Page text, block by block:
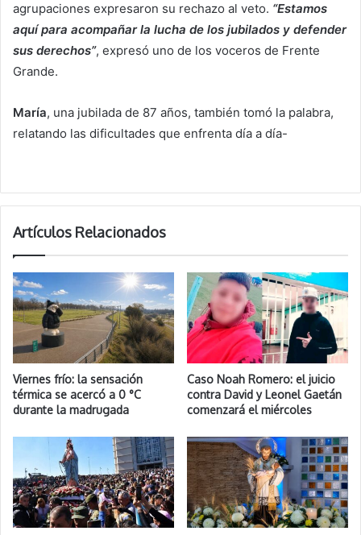
agrupaciones expresaron su rechazo al veto. “Estamos
aquí para acompañar la lucha de los jubilados y defender
sus derechos”, expresó uno de los voceros de Frente
Grande.
María, una jubilada de 87 años, también tomó la palabra,
relatando las dificultades que enfrenta día a día-
Artículos Relacionados
Viernes frío: la sensación
térmica se acercó a 0 °C
durante la madrugada
Caso Noah Romero: el juicio
contra David y Leonel Gaetán
comenzará el miércoles